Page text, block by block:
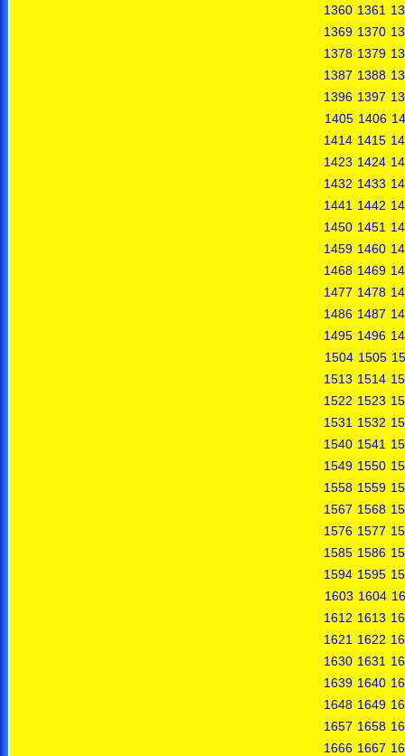
1360 1361
1369 1370
1378 1379
1387 1388
1396 1397
1405 1406
1414 1415
1423 1424
1432 1433
1441 1442
1450 1451
1459 1460
1468 1469
1477 1478
1486 1487
1495 1496
1504 1505
1513 1514
1522 1523
1531 1532
1540 1541
1549 1550
1558 1559
1567 1568
1576 1577
1585 1586
1594 1595
1603 1604
1612 1613
1621 1622
1630 1631
1639 1640
1648 1649
1657 1658
1666 1667